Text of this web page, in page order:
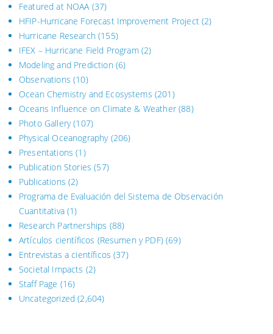
Featured at NOAA(37)
HFIP-Hurricane Forecast Improvement Project(2)
Hurricane Research(155)
IFEX – Hurricane Field Program(2)
Modeling and Prediction(6)
Observations (10)
Ocean Chemistry and Ecosystems (201)
Oceans Influence on Climate & Weather(88)
Photo Gallery(107)
Physical Oceanography(206)
Presentations (1)
Publication Stories (57)
Publications (2)
Programa de Evaluación del Sistema de Observación
Cuantitativa (1)
Research Partnerships (88)
Artículos científicos (Resumen y PDF)(69)
Entrevistas a científicos (37)
Societal Impacts (2)
Staff Page (16)
Uncategorized (2,604)